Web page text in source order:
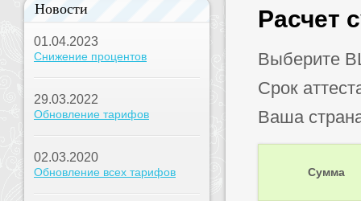
Новости
01.04.2023
Снижение процентов
29.03.2022
Обновление тарифов
02.03.2020
Обновление всех тарифов
Расчет
Выберите
Срок
Ваша
Сумма